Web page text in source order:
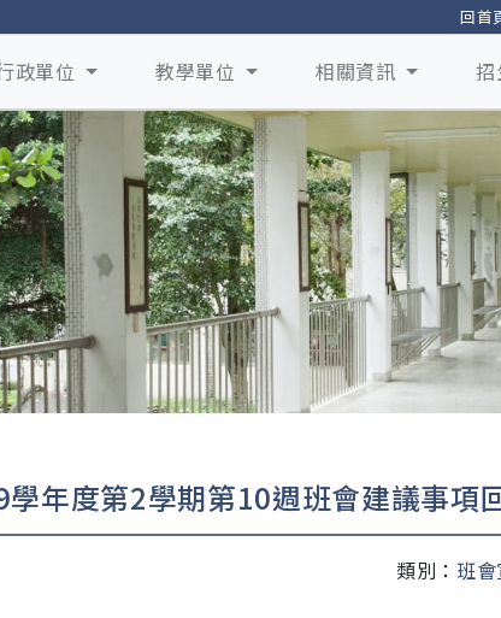
回首
政單位 教學單位 相關資訊 招
學年度第2學期第10週班會建議事項
類別： 班